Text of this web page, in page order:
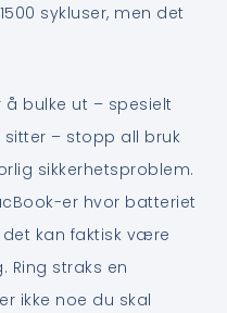
sykluser, men det
å bulke ut – spesielt
– stopp all bruk
sikkerhetsproblem.
er hvor batteriet
kan faktisk være
Ring straks en
ikke noe du skal